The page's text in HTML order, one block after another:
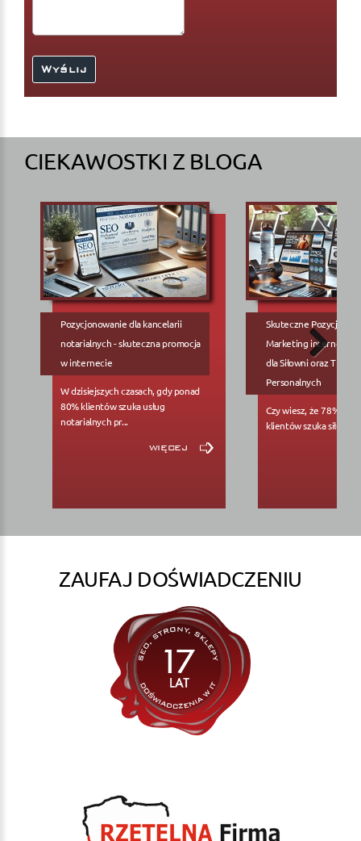
CIEKAWOSTKI Z BLOGA
Pozycjonowanie dla kancelarii
notarialnych - skuteczna promocja
w internecie
W dzisiejszych czasach, gdy ponad
80% klientów szuka usług
notarialnych pr...
więcej
Skuteczne
Marketing internetowy
dla Siłowni oraz
Personalnych
Czy wiesz, że 78%
klientów szuka siłowni...
ZAUFAJ DOŚWIADCZENIU